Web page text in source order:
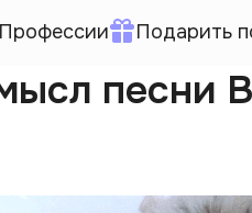
Профессии Подарить
песни